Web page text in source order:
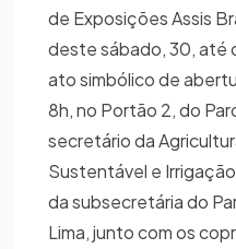
de Exposições Assis
deste sábado, 30, até
ato simbólico de
8h, no Portão 2, do
secretário da
Sustentável e
da subsecretária do
Lima, junto com os